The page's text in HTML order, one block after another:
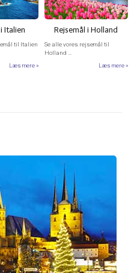
Italien
til Italien
Læs mere
Rejsemål i Holland
Se alle vores rejsemål til
Holland ...
Læs mere